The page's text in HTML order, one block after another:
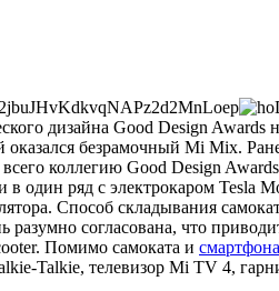
дизайна Good Design
оказался безрамочный Mi Mix.
коллегию Good Design
в один ряд с электрокаром
Способ складывания
разумно согласована, что
Помимо самоката и смартфона
Talkie, телевизор Mi TV 4,